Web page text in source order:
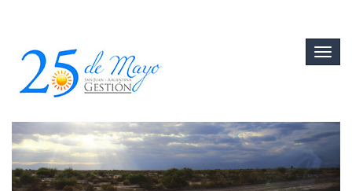
contenido
principal